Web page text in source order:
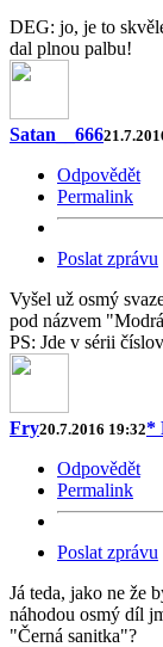
DEG: jo, je to
dal plnou palbu!
Satan__666
Odpovědět
Permalink
Poslat zprávu
Vyšel už osmý
pod názvem
PS: Jde v sérii
Fry20.7.2016 19:32*
Odpovědět
Permalink
Poslat zprávu
Já teda, jako ne že
náhodou osmý díl
"Černá sanitka"?